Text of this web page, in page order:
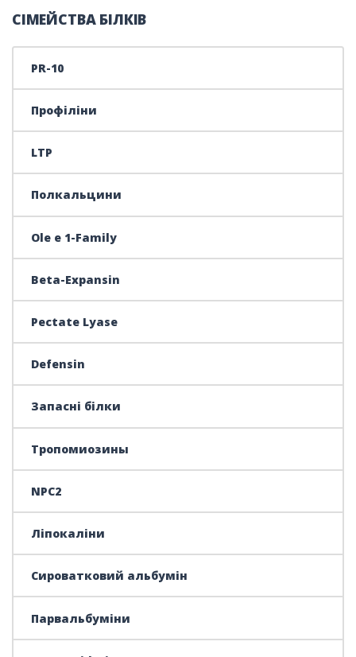
СІМЕЙСТВА БІЛКІВ
PR-10
Профіліни
LTP
Полкальцини
Ole e 1-Family
Beta-Expansin
Pectate Lyase
Defensin
Запасні білки
Тропомиозины
NPC2
Ліпокаліни
Сироватковий альбумін
Парвальбуміни